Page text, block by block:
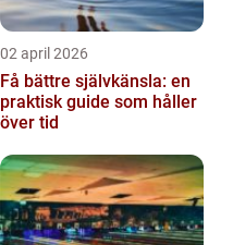
02 april 2026
Få bättre självkänsla: en
praktisk guide som håller
över tid